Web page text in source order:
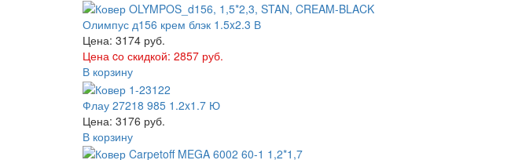
Олимпус д156 крем блэк 1.5x2.3 В
Цена: 3174 руб.
Цена cо скидкой: 2857 руб.
В корзину
Флау 27218 985 1.2x1.7 Ю
Цена: 3176 руб.
В корзину